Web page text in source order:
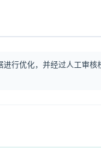
行优化，并经过人工审